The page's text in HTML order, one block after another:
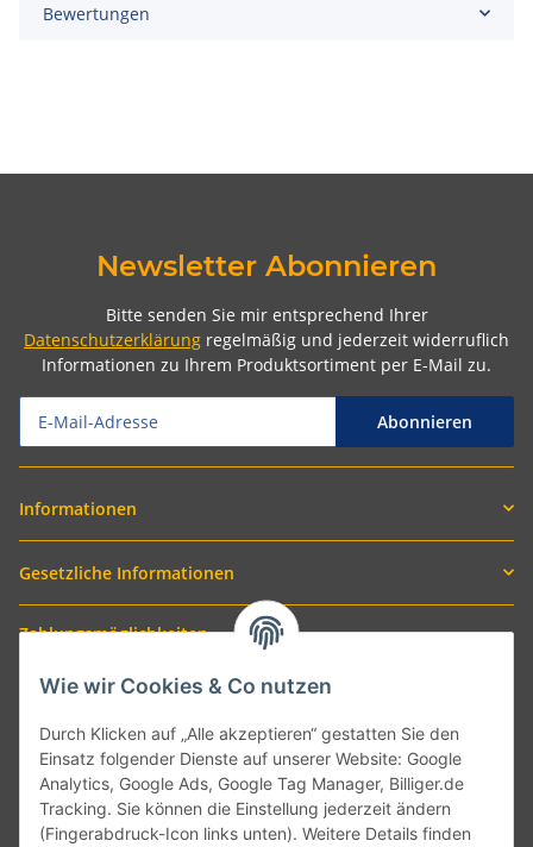
Bewertungen
Newsletter Abonnieren
Bitte senden Sie mir entsprechend Ihrer
Datenschutzerklärung regelmäßig und jederzeit widerruflich
Informationen zu Ihrem Produktsortiment per E-Mail zu.
Abonnieren
Informationen
Gesetzliche Informationen
Zahlungsmöglichkeiten
Wie wir Cookies & Co nutzen
Durch Klicken auf „Alle akzeptieren“ gestatten Sie den
Einsatz folgender Dienste auf unserer Website: Google
Analytics, Google Ads, Google Tag Manager, Billiger.de
Tracking. Sie können die Einstellung jederzeit ändern
(Fingerabdruck-Icon links unten). Weitere Details finden